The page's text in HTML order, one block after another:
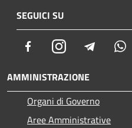
SEGUICI SU
FacebookInstagram Telegram
AMMINISTRAZIONE
Organi di Governo
Aree Amministrative